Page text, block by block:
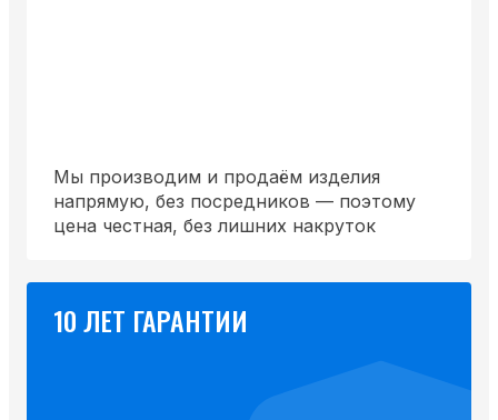
Мы производим и продаём изделия
напрямую, без посредников — поэтому
цена честная, без лишних накруток
10 ЛЕТ ГАРАНТИИ